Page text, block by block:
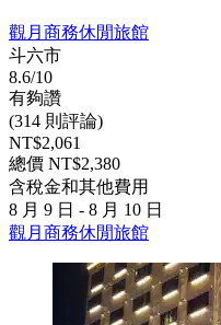
觀月商務休閒旅館
斗六市
8.6/10
有夠讚
(314 則評論)
NT$2,061
總價 NT$2,380
含稅金和其他費用
8 月 9 日 - 8 月 10 日
觀月商務休閒旅館